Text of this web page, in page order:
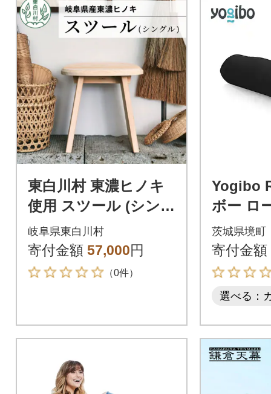
東白川村 東濃ヒノキ
使用 スツール (シング
ル)
岐阜県東白川村
寄付金額 57,000円
（0件）
Yogibo
ボー ロ
【ブラ
茨城県境町
寄付金額
選べる：